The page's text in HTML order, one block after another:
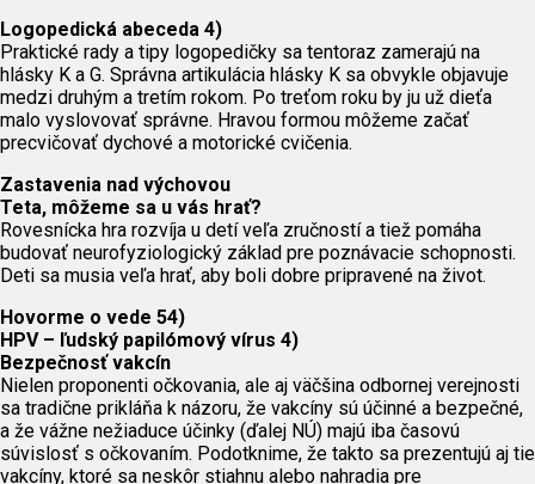
Logopedická abeceda 4)
Praktické rady a tipy logopedičky sa tentoraz zamerajú na
hlásky K a G. Správna artikulácia hlásky K sa obvykle objavuje
medzi druhým a tretím rokom. Po treťom roku by ju už dieťa
malo vyslovovať správne. Hravou formou môžeme začať
precvičovať dychové a motorické cvičenia.
Zastavenia nad výchovou
Teta, môžeme sa u vás hrať?
Rovesnícka hra rozvíja u detí veľa zručností a tiež pomáha
budovať neurofyziologický základ pre poznávacie schopnosti.
Deti sa musia veľa hrať, aby boli dobre pripravené na život.
Hovorme o vede 54)
HPV – ľudský papilómový vírus 4)
Bezpečnosť vakcín
Nielen proponenti očkovania, ale aj väčšina odbornej verejnosti
sa tradične prikláňa k názoru, že vakcíny sú účinné a bezpečné,
a že vážne nežiaduce účinky (ďalej NÚ) majú iba časovú
súvislosť s očkovaním. Podotknime, že takto sa prezentujú aj tie
vakcíny, ktoré sa neskôr stiahnu alebo nahradia pre